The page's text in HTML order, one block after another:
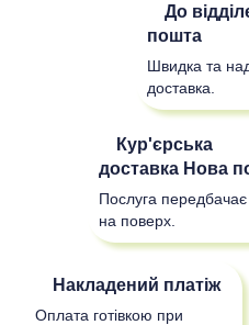
До
пошта
Швидка та
доставка.
Кур'єрська
доставка Нова
Послуга
на поверх.
Накладений платіж
Оплата готівкою при